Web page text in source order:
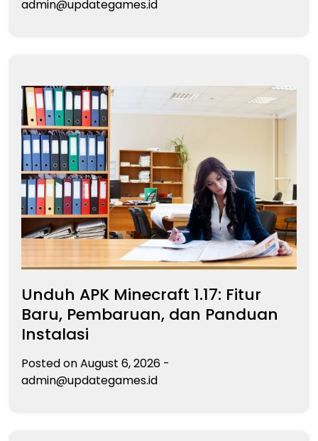
admin@updategames.id
Unduh APK Minecraft 1.17: Fitur
Baru, Pembaruan, dan Panduan
Instalasi
Posted onAugust 6, 2026 -
admin@updategames.id